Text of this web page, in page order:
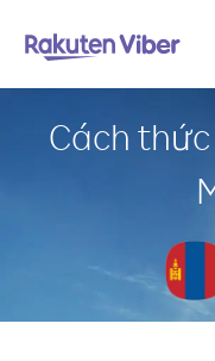
Cách